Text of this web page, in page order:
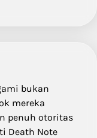
bukan
mereka
penuh otoritas
Death Note